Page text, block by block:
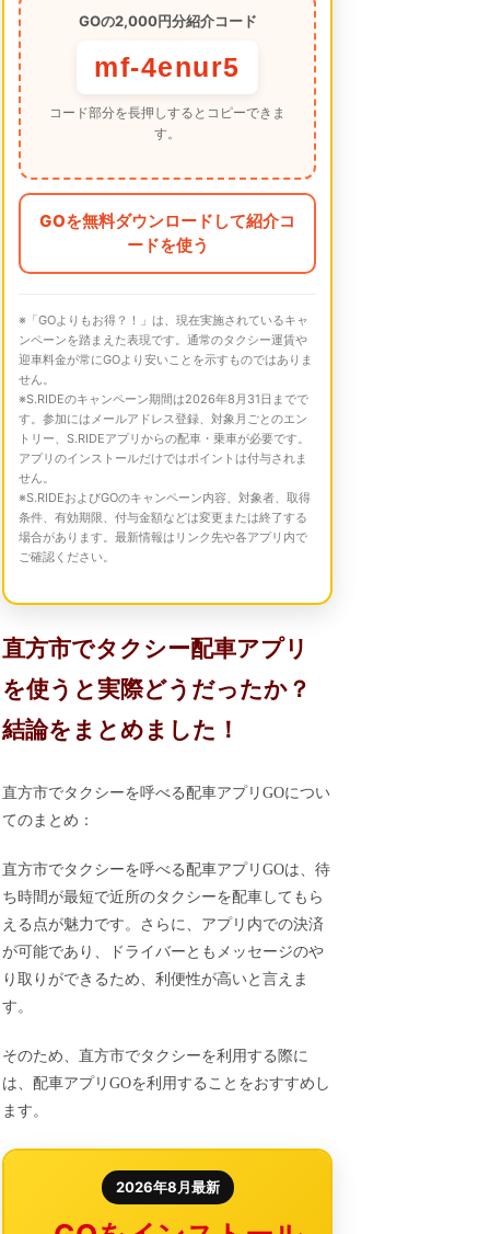
GOの2,000円分紹介コード
mf-4enur5
コード部分を長押しするとコピーできま
す。
GOを無料ダウンロードして紹介コ
ードを使う
※「GOよりもお得？！」は、現在実施されているキャ
ンペーンを踏まえた表現です。通常のタクシー運賃や
迎車料金が常にGOより安いことを示すものではありま
せん。
※S.RIDEのキャンペーン期間は2026年8月31日までで
す。参加にはメールアドレス登録、対象月ごとのエン
トリー、S.RIDEアプリからの配車・乗車が必要です。
アプリのインストールだけではポイントは付与されま
せん。
※S.RIDEおよびGOのキャンペーン内容、対象者、取得
条件、有効期限、付与金額などは変更または終了する
場合があります。最新情報はリンク先や各アプリ内で
ご確認ください。
直方市でタクシー配車アプリ
を使うと実際どうだったか？
結論をまとめました！
直方市でタクシーを呼べる配車アプリGOについ
てのまとめ：
直方市でタクシーを呼べる配車アプリGOは、待
ち時間が最短で近所のタクシーを配車してもら
える点が魅力です。さらに、アプリ内での決済
が可能であり、ドライバーともメッセージのや
り取りができるため、利便性が高いと言えま
す。
そのため、直方市でタクシーを利用する際に
は、配車アプリGOを利用することをおすすめし
ます。
2026年8月最新